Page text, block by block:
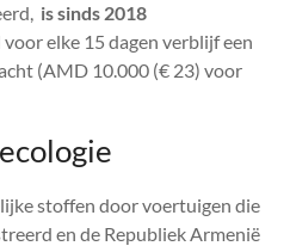
is sinds 2018
elke 15 dagen verblijf een
(AMD 10.000 (€ 23) voor
stoffen door voertuigen die
en de Republiek Armenië